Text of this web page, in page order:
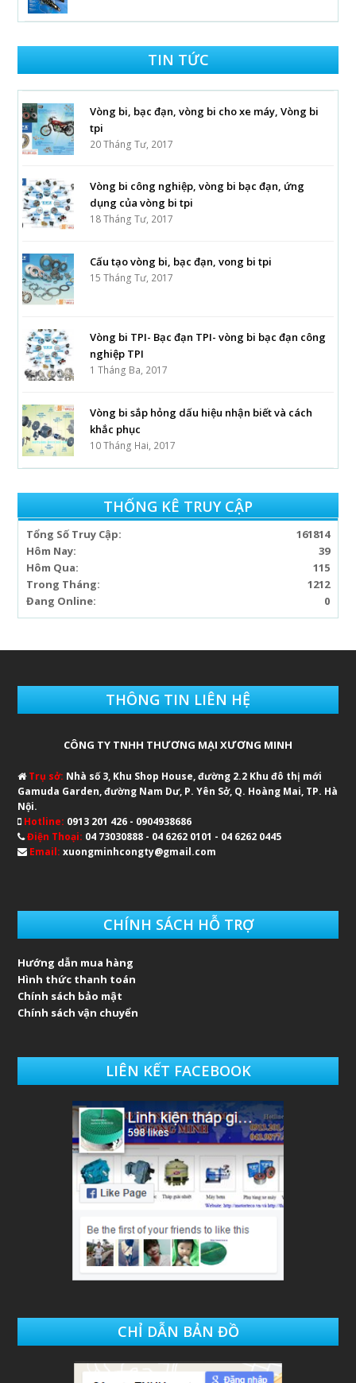
TIN TỨC
Vòng bi, bạc đạn, vòng bi cho xe máy, Vòng bi
tpi
20 Tháng Tư, 2017
Vòng bi công nghiệp, vòng bi bạc đạn, ứng
dụng của vòng bi tpi
18 Tháng Tư, 2017
Cấu tạo vòng bi, bạc đạn, vong bi tpi
15 Tháng Tư, 2017
Vòng bi TPI- Bạc đạn TPI- vòng bi bạc đạn công
nghiệp TPI
1 Tháng Ba, 2017
Vòng bi sắp hỏng dấu hiệu nhận biết và cách
khắc phục
10 Tháng Hai, 2017
THỐNG KÊ TRUY CẬP
161814
Tổng Số Truy Cập:
39
Hôm Nay:
115
Hôm Qua:
1212
Trong Tháng:
0
Đang Online:
THÔNG TIN LIÊN HỆ
CÔNG TY TNHH THƯƠNG MẠI XƯƠNG MINH
Trụ sở: Nhà số 3, Khu Shop House, đường 2.2 Khu đô thị mới
Gamuda Garden, đường Nam Dư, P. Yên Sở, Q. Hoàng Mai, TP. Hà
Nội.
Hotline: 0913 201 426 - 0904938686
Điện Thoại: 04 73030888 - 04 6262 0101 - 04 6262 0445
Email: xuongminhcongty@gmail.com
CHÍNH SÁCH HỖ TRỢ
Hướng dẫn mua hàng
Hình thức thanh toán
Chính sách bảo mật
Chính sách vận chuyển
LIÊN KẾT FACEBOOK
CHỈ DẪN BẢN ĐỒ